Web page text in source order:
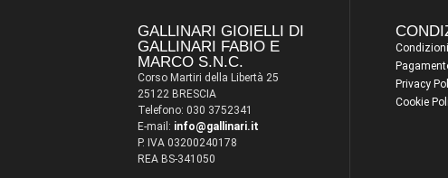
GALLINARI GIOIELLI DI
GALLINARI FABIO E
MARCO S.N.C.
Corso Martiri della Libertà 25
25122 BRESCIA
Telefono: 030 3752341
E-mail: info@gallinari.it
P. IVA 03200240178
REA BS-341050
Privacy
Cookie